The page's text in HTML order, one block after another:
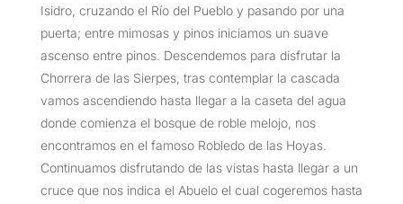
Isidro, cruzando el Río del Pueblo y pasando por una
puerta; entre mimosas y pinos iniciamos un suave
ascenso entre pinos. Descendemos para disfrutar la
Chorrera de las Sierpes, tras contemplar la cascada
vamos ascendiendo hasta llegar a la caseta del agua
donde comienza el bosque de roble melojo, nos
encontramos en el famoso Robledo de las Hoyas.
Continuamos disfrutando de las vistas hasta llegar a un
cruce que nos indica el Abuelo el cual cogeremos hasta